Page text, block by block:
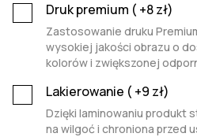
Druk premium ( +8zł)
Zastosowanie druku
wysokiej jakości obrazu o
kolorów i zwiększonej
Lakierowanie ( +9 zł)
Dzięki laminowaniu produkt
na wilgoć i chroniona przed